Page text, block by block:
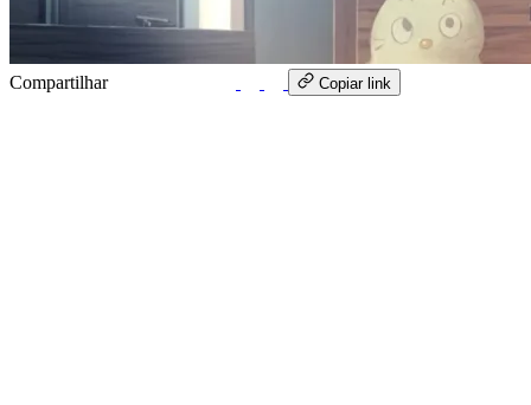
Compartilhar Copiar link